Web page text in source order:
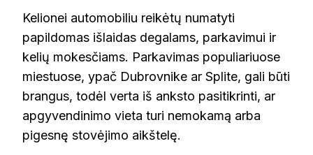
Kelionei automobiliu reikėtų numatyti
papildomas išlaidas degalams, parkavimui ir
kelių mokesčiams. Parkavimas populiariuose
miestuose, ypač Dubrovnike ar Splite, gali būti
brangus, todėl verta iš anksto pasitikrinti, ar
apgyvendinimo vieta turi nemokamą arba
pigesnę stovėjimo aikštelę.